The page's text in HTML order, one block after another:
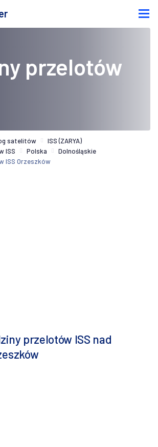
przelotów
satelitów
ISS (ZARYA)
ISS
Polska
Dolnośląskie
ISS Orzeszków
przelotów ISS nad